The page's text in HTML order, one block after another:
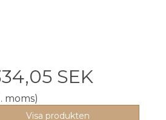
SEK
moms)
Visa produkten